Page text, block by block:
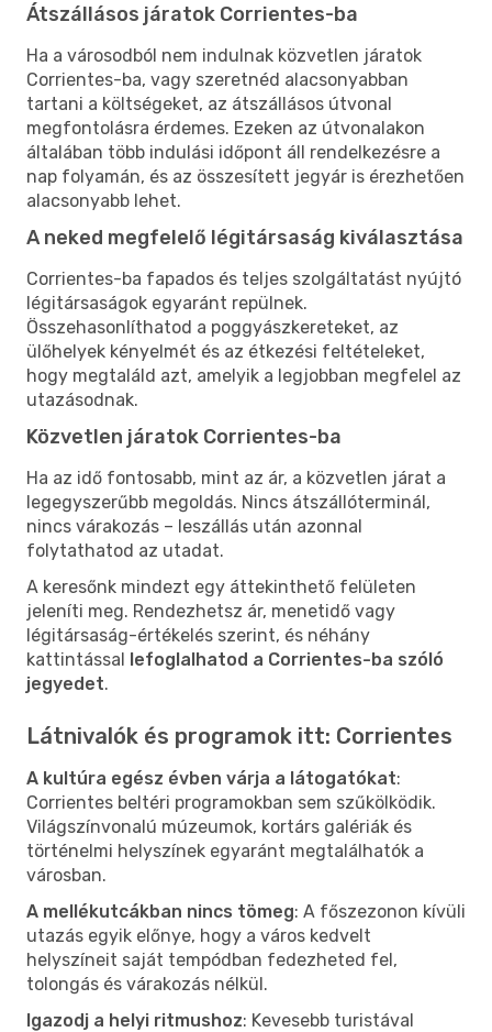
Átszállásos járatok Corrientes-ba
Ha a városodból nem indulnak közvetlen járatok
Corrientes-ba, vagy szeretnéd alacsonyabban
tartani a költségeket, az átszállásos útvonal
megfontolásra érdemes. Ezeken az útvonalakon
általában több indulási időpont áll rendelkezésre a
nap folyamán, és az összesített jegyár is érezhetően
alacsonyabb lehet.
A neked megfelelő légitársaság kiválasztása
Corrientes-ba fapados és teljes szolgáltatást nyújtó
légitársaságok egyaránt repülnek.
Összehasonlíthatod a poggyászkereteket, az
ülőhelyek kényelmét és az étkezési feltételeket,
hogy megtaláld azt, amelyik a legjobban megfelel az
utazásodnak.
Közvetlen járatok Corrientes-ba
Ha az idő fontosabb, mint az ár, a közvetlen járat a
legegyszerűbb megoldás. Nincs átszállóterminál,
nincs várakozás – leszállás után azonnal
folytathatod az utadat.
A keresőnk mindezt egy áttekinthető felületen
jeleníti meg. Rendezhetsz ár, menetidő vagy
légitársaság-értékelés szerint, és néhány
kattintással lefoglalhatod a Corrientes-ba szóló
jegyedet.
Látnivalók és programok itt: Corrientes
A kultúra egész évben várja a látogatókat:
Corrientes beltéri programokban sem szűkölködik.
Világszínvonalú múzeumok, kortárs galériák és
történelmi helyszínek egyaránt megtalálhatók a
városban.
A mellékutcákban nincs tömeg: A főszezonon kívüli
utazás egyik előnye, hogy a város kedvelt
helyszíneit saját tempódban fedezheted fel,
tolongás és várakozás nélkül.
Igazodj a helyi ritmushoz: Kevesebb turistával